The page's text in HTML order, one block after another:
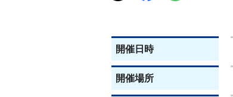
開催日時
開催場所